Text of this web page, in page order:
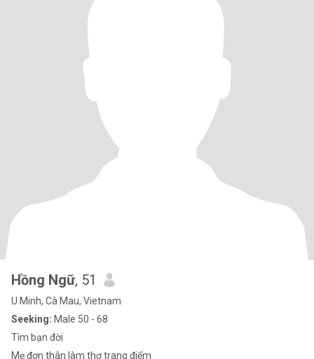
Hồng Ngữ, 51
U Minh, Cà Mau, Vietnam
Seeking: Male 50 - 68
Tìm bạn đời
Mẹ đơn thân làm thợ trang điểm